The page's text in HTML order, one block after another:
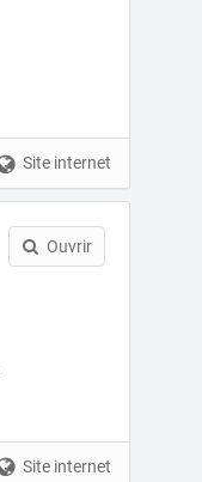
Site internet
Ouvrir
Site internet